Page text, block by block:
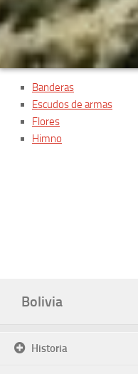
Banderas
Escudos de armas
Flores
Himno
Bolivia
Historia